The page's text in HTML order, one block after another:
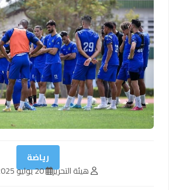
رياضة
هيئة التحرير 20 يوليو 2025